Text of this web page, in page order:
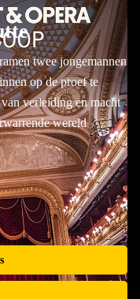
twee jongemannen
op de proef te
verleiding en macht
wereld